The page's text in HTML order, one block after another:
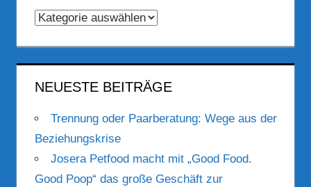
Kategorien
NEUESTE BEITRÄGE
Trennung oder Paarberatung: Wege aus der
Beziehungskrise
Josera Petfood macht mit „Good Food.
Good Poop“ das große Geschäft zur